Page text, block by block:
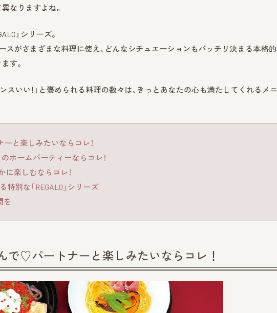
なりますよね。
』シリーズ。
スがさまざまな料理に使え、どんなシチュエーションもバッチリ決まる本格的
す。
センスいい！」と褒められる料理の数々は、きっとあなたの心も満たしてくれるメニ
と楽しみたいならコレ！
ホームパーティーならコレ！
楽しむならコレ！
特別な「REGALO」シリーズ
を
で♡パートナーと楽しみたいならコレ！